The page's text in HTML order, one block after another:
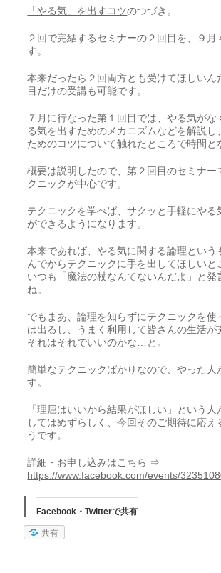
「やる気」を出すコツのつづき。
２回で完結するセミナーの２回目を、９月
す。
本来だったら２回両方とも受けてほしいん
目だけの受講も可能です。
７月に行なった第１回目では、やる気がな
る気を出すためのメカニズムなどを解説し
ためのコツについて触れたところで時間と
概要は説明したので、第２回目のセミナー
クニックが中心です。
テクニックを学べば、サクッと手軽にやる
ができるようになります。
本来であれば、やる気に関する論理という
んでからテクニックに手を出してほしいと
いつも「魔法の杖なんてないんだよ」と発
ね。
でもまあ、論理を知らずにテクニックを使
は出るし、うまく利用して皆さんの生活が
それはそれでいいのかな…と。
簡単なテクニックばかりなので、やった人
す。
「理屈はいいから結果がほしい」という人
してはめずらしく、今回そのご期待に応え
うです。
詳細・お申し込みはこちら ⇒
https://www.facebook.com/events/
Facebook・Twitterで共有
共有